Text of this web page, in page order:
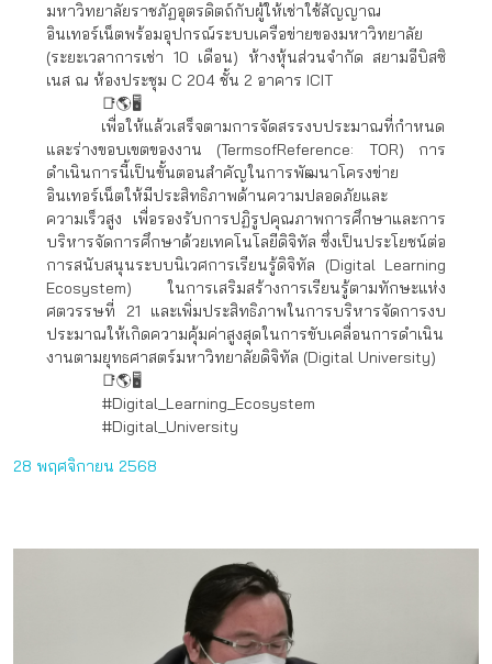
มหาวิทยาลัยราชภัฏอุตรดิตถ์กับผู้ให้เช่าใช้สัญญาณ
อินเทอร์เน็ตพร้อมอุปกรณ์ระบบเครือข่ายของมหาวิทยาลัย
(ระยะเวลาการเช่า 10 เดือน) ห้างหุ้นส่วนจำกัด สยามอีบิสซิ
เนส ณ ห้องประชุม C 204 ชั้น 2 อาคาร ICIT
📑🌎🖥
เพื่อให้แล้วเสร็จตามการจัดสรรงบประมาณที่กำหนด
และร่างขอบเขตของงาน (TermsofReference: TOR) การ
ดำเนินการนี้เป็นขั้นตอนสำคัญในการพัฒนาโครงข่าย
อินเทอร์เน็ตให้มีประสิทธิภาพด้านความปลอดภัยและ
ความเร็วสูง เพื่อรองรับการปฏิรูปคุณภาพการศึกษาและการ
บริหารจัดการศึกษาด้วยเทคโนโลยีดิจิทัล ซึ่งเป็นประโยชน์ต่อ
การสนับสนุนระบบนิเวศการเรียนรู้ดิจิทัล (Digital Learning
Ecosystem) ในการเสริมสร้างการเรียนรู้ตามทักษะแห่ง
ศตวรรษที่ 21 และเพิ่มประสิทธิภาพในการบริหารจัดการงบ
ประมาณให้เกิดความคุ้มค่าสูงสุดในการขับเคลื่อนการดำเนิน
งานตามยุทธศาสตร์มหาวิทยาลัยดิจิทัล (Digital University)
📑🌎🖥
#Digital_Learning_Ecosystem
#Digital_University
28 พฤศจิกายน 2568